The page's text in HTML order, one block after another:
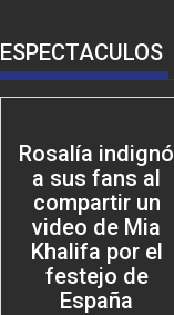
ESPECTACULOS
Rosalía indignó
a sus fans al
compartir un
video de Mia
Khalifa por el
festejo de
España